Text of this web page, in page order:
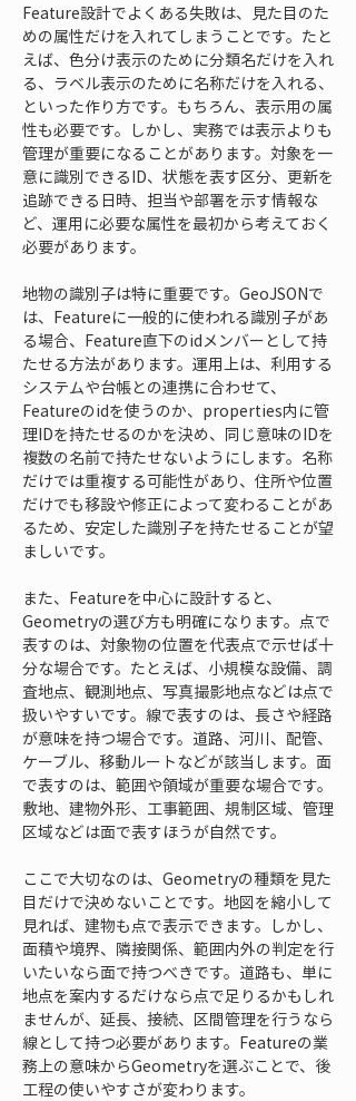
Feature設計でよくある失敗は、見た目のた
めの属性だけを入れてしまうことです。たと
えば、色分け表示のために分類名だけを入れ
る、ラベル表示のために名称だけを入れる、
といった作り方です。もちろん、表示用の属
性も必要です。しかし、実務では表示よりも
管理が重要になることがあります。対象を一
意に識別できるID、状態を表す区分、更新を
追跡できる日時、担当や部署を示す情報な
ど、運用に必要な属性を最初から考えておく
必要があります。
地物の識別子は特に重要です。GeoJSONで
は、Featureに一般的に使われる識別子があ
る場合、Feature直下のidメンバーとして持
たせる方法があります。運用上は、利用する
システムや台帳との連携に合わせて、
Featureのidを使うのか、properties内に管
理IDを持たせるのかを決め、同じ意味のIDを
複数の名前で持たせないようにします。名称
だけでは重複する可能性があり、住所や位置
だけでも移設や修正によって変わることがあ
るため、安定した識別子を持たせることが望
ましいです。
また、Featureを中心に設計すると、
Geometryの選び方も明確になります。点で
表すのは、対象物の位置を代表点で示せば十
分な場合です。たとえば、小規模な設備、調
査地点、観測地点、写真撮影地点などは点で
扱いやすいです。線で表すのは、長さや経路
が意味を持つ場合です。道路、河川、配管、
ケーブル、移動ルートなどが該当します。面
で表すのは、範囲や領域が重要な場合です。
敷地、建物外形、工事範囲、規制区域、管理
区域などは面で表すほうが自然です。
ここで大切なのは、Geometryの種類を見た
目だけで決めないことです。地図を縮小して
見れば、建物も点で表示できます。しかし、
面積や境界、隣接関係、範囲内外の判定を行
いたいなら面で持つべきです。道路も、単に
地点を案内するだけなら点で足りるかもしれ
ませんが、延長、接続、区間管理を行うなら
線として持つ必要があります。Featureの業
務上の意味からGeometryを選ぶことで、後
工程の使いやすさが変わります。